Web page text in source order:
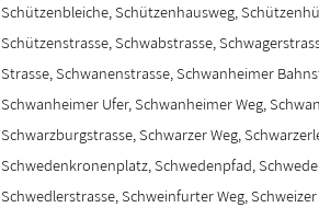
Schützenbleiche, Schützenhausweg,
Schützenstrasse, Schwabstrasse,
Strasse, Schwanenstrasse, Schwanheimer
Schwanheimer Ufer, Schwanheimer Weg,
Schwarzburgstrasse, Schwarzer Weg,
Schwedenkronenplatz, Schwedenpfad,
Schwedlerstrasse, Schweinfurter Weg,